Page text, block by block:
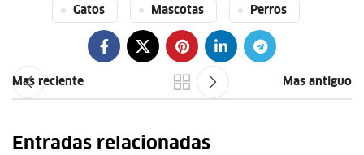
Gatos Mascotas Perros
Mas reciente Mas antiguo
Entradas relacionadas